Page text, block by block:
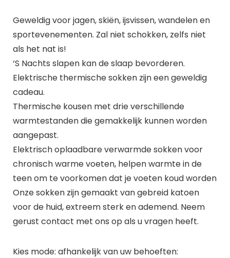
Geweldig voor jagen, skiën, ijsvissen, wandelen en
sportevenementen. Zal niet schokken, zelfs niet
als het nat is!
‘S Nachts slapen kan de slaap bevorderen.
Elektrische thermische sokken zijn een geweldig
cadeau.
Thermische kousen met drie verschillende
warmtestanden die gemakkelijk kunnen worden
aangepast.
Elektrisch oplaadbare verwarmde sokken voor
chronisch warme voeten, helpen warmte in de
teen om te voorkomen dat je voeten koud worden
Onze sokken zijn gemaakt van gebreid katoen
voor de huid, extreem sterk en ademend. Neem
gerust contact met ons op als u vragen heeft.
Kies mode: afhankelijk van uw behoeften: